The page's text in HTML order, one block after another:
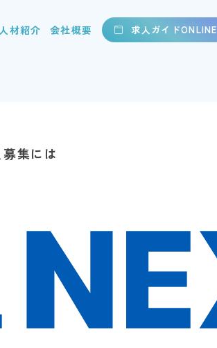
材紹介 会社概要 求人ガイドONLINE
集には